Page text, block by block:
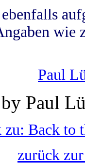
wie
Paul
Paul
zu: Back to
zurück